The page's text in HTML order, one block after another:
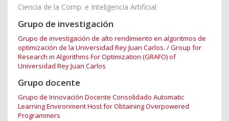
Ciencia de la Comp. e Inteligencia Artificial
Grupo de investigación
Grupo de investigación de alto rendimiento en algoritmos de
optimización de la Universidad Rey Juan Carlos. / Group for
Research in Algorithms For Optimization (GRAFO) of
Universidad Rey Juan Carlos
Grupo docente
Grupo de Innovación Docente Consolidado Automatic
Learning Environment Host for Obtaining Overpowered
Programmers